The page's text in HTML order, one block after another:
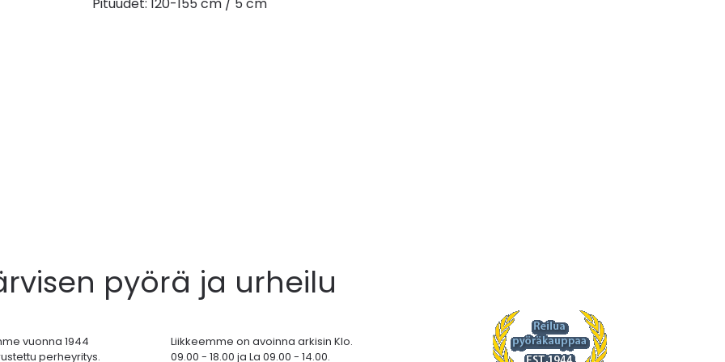
pyörä ja urheilu
vuonna 1944
perheyritys.
Liikkeemme on avoinna arkisin Klo.
09.00 - 18.00 ja La 09.00 - 14.00.